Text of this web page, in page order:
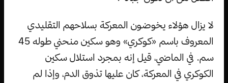
لا يزال هؤلاء يخوضون المعركة بسلاحهم التقليدي
المعروف باسم «كوكري» وهو سكين منحني طوله 45
سم. في الماضي، قيل إنه بمجرد استلال سكين
الكوكري في المعركة، كان عليها تذوق الدم، وإذا لم